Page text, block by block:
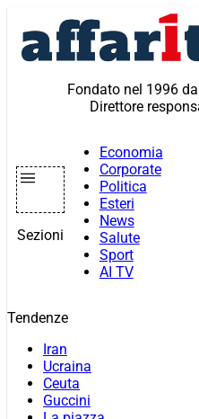
contenuto
Fondato nel 1996
Direttore
Sezioni
Economia
Corporate
Politica
Esteri
News
Salute
Sport
AI TV
Tendenze
Iran
Ucraina
Ceuta
Guccini